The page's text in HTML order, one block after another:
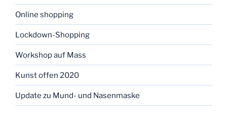
Online shopping
Lockdown-Shopping
Workshop auf Mass
Kunst offen 2020
Update zu Mund- und Nasenmaske